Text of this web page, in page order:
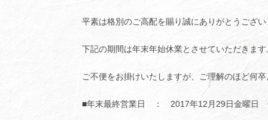
平素は格別のご高配を賜り誠にありがとうござい
下記の期間は年末年始休業とさせていただきます
ご不便をお掛けいたしますが、ご理解のほど何
■年末最終営業日 ： 2017年12月29日金曜日